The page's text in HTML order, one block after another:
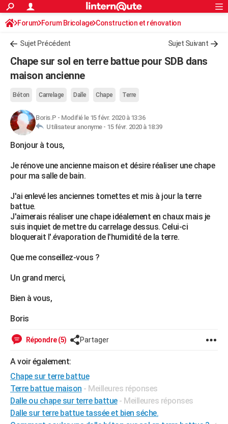
ACTUALITÉS
Politique
Société
Faits Divers
Education
Monde
Villes
+
Programme TV
Streaming
Cinéma
Sorties cinéma
Musique
FINANCE
Retraite
Impôts
Epargne
Immobilier
Risques naturels par ville
Banque
Assurance
Crédit
AUTO
Essais
Réserver un essai
Citadines
Berlines
SUV
Forum auto
HIGH-TECH
Mobiles
Meilleur smartphone
Internet
Ordinateurs
Jeux vidéo
Guide high-tech
BRICOLAGE
Guides de France
Escapades
Patrimoine
Expositions
Musées
Week-end nature
+LIFESTYLE
Art de vivre
Bien-être
Loisirs
Mode
Modes de vie
SANTE
Alimentation
Guide de la santé
Maladies
Médicaments
Sommeil
VOYAGE
Destinations
City break
Voyage nature
Voyage de noces
Forum
Climat
+PHOTO
GUIDES D'ACHAT
BONS PLANS
CARTE DE VOEUX
Carte de Noël
Carte Bonne année
Carte Saint-Valentin
Carte Pâques
Carte d'anniversaire
DICTIONNAIRE
Dictionnaire
Biographies
Citations
Expressions
Proverbes
PROGRAMME TV
COPAINS D'AVANT
S'inscrire
Se connecter
Lycées
Collèges
Primaires
Universités
Entreprises
Service militaire
Avis de recherche
AVIS DE DÉCÈS
FORUM
Rechercher
S'inscrire
Connexion
Forum Forum Bricolage Construction et rénovation
Sujet Précédent Sujet Suivant
Chape sur sol en terre battue pour SDB dans
maison ancienne
Béton Carrelage Dalle Chape Terre
Boris.P - Modifié le 15 févr. 2020 à 13:36
Utilisateur anonyme - 15 févr. 2020 à 18:39
Bonjour à tous,
Je rénove une ancienne maison et désire réaliser une chape
pour ma salle de bain.
J'ai enlevé les anciennes tomettes et mis à jour la terre
battue.
J'aimerais réaliser une chape idéalement en chaux mais je
suis inquiet de mettre du carrelage dessus. Celui-ci
bloquerait l'.évaporation de l'humidité de la terre.
Que me conseillez-vous ?
Un grand merci,
Bien à vous,
Boris
Répondre (5) Partager
A voir également:
Chape sur terre battue
Terre battue maison - Meilleures réponses
Dalle ou chape sur terre battue - Meilleures réponses
Dalle sur terre battue tassée et bien séche.